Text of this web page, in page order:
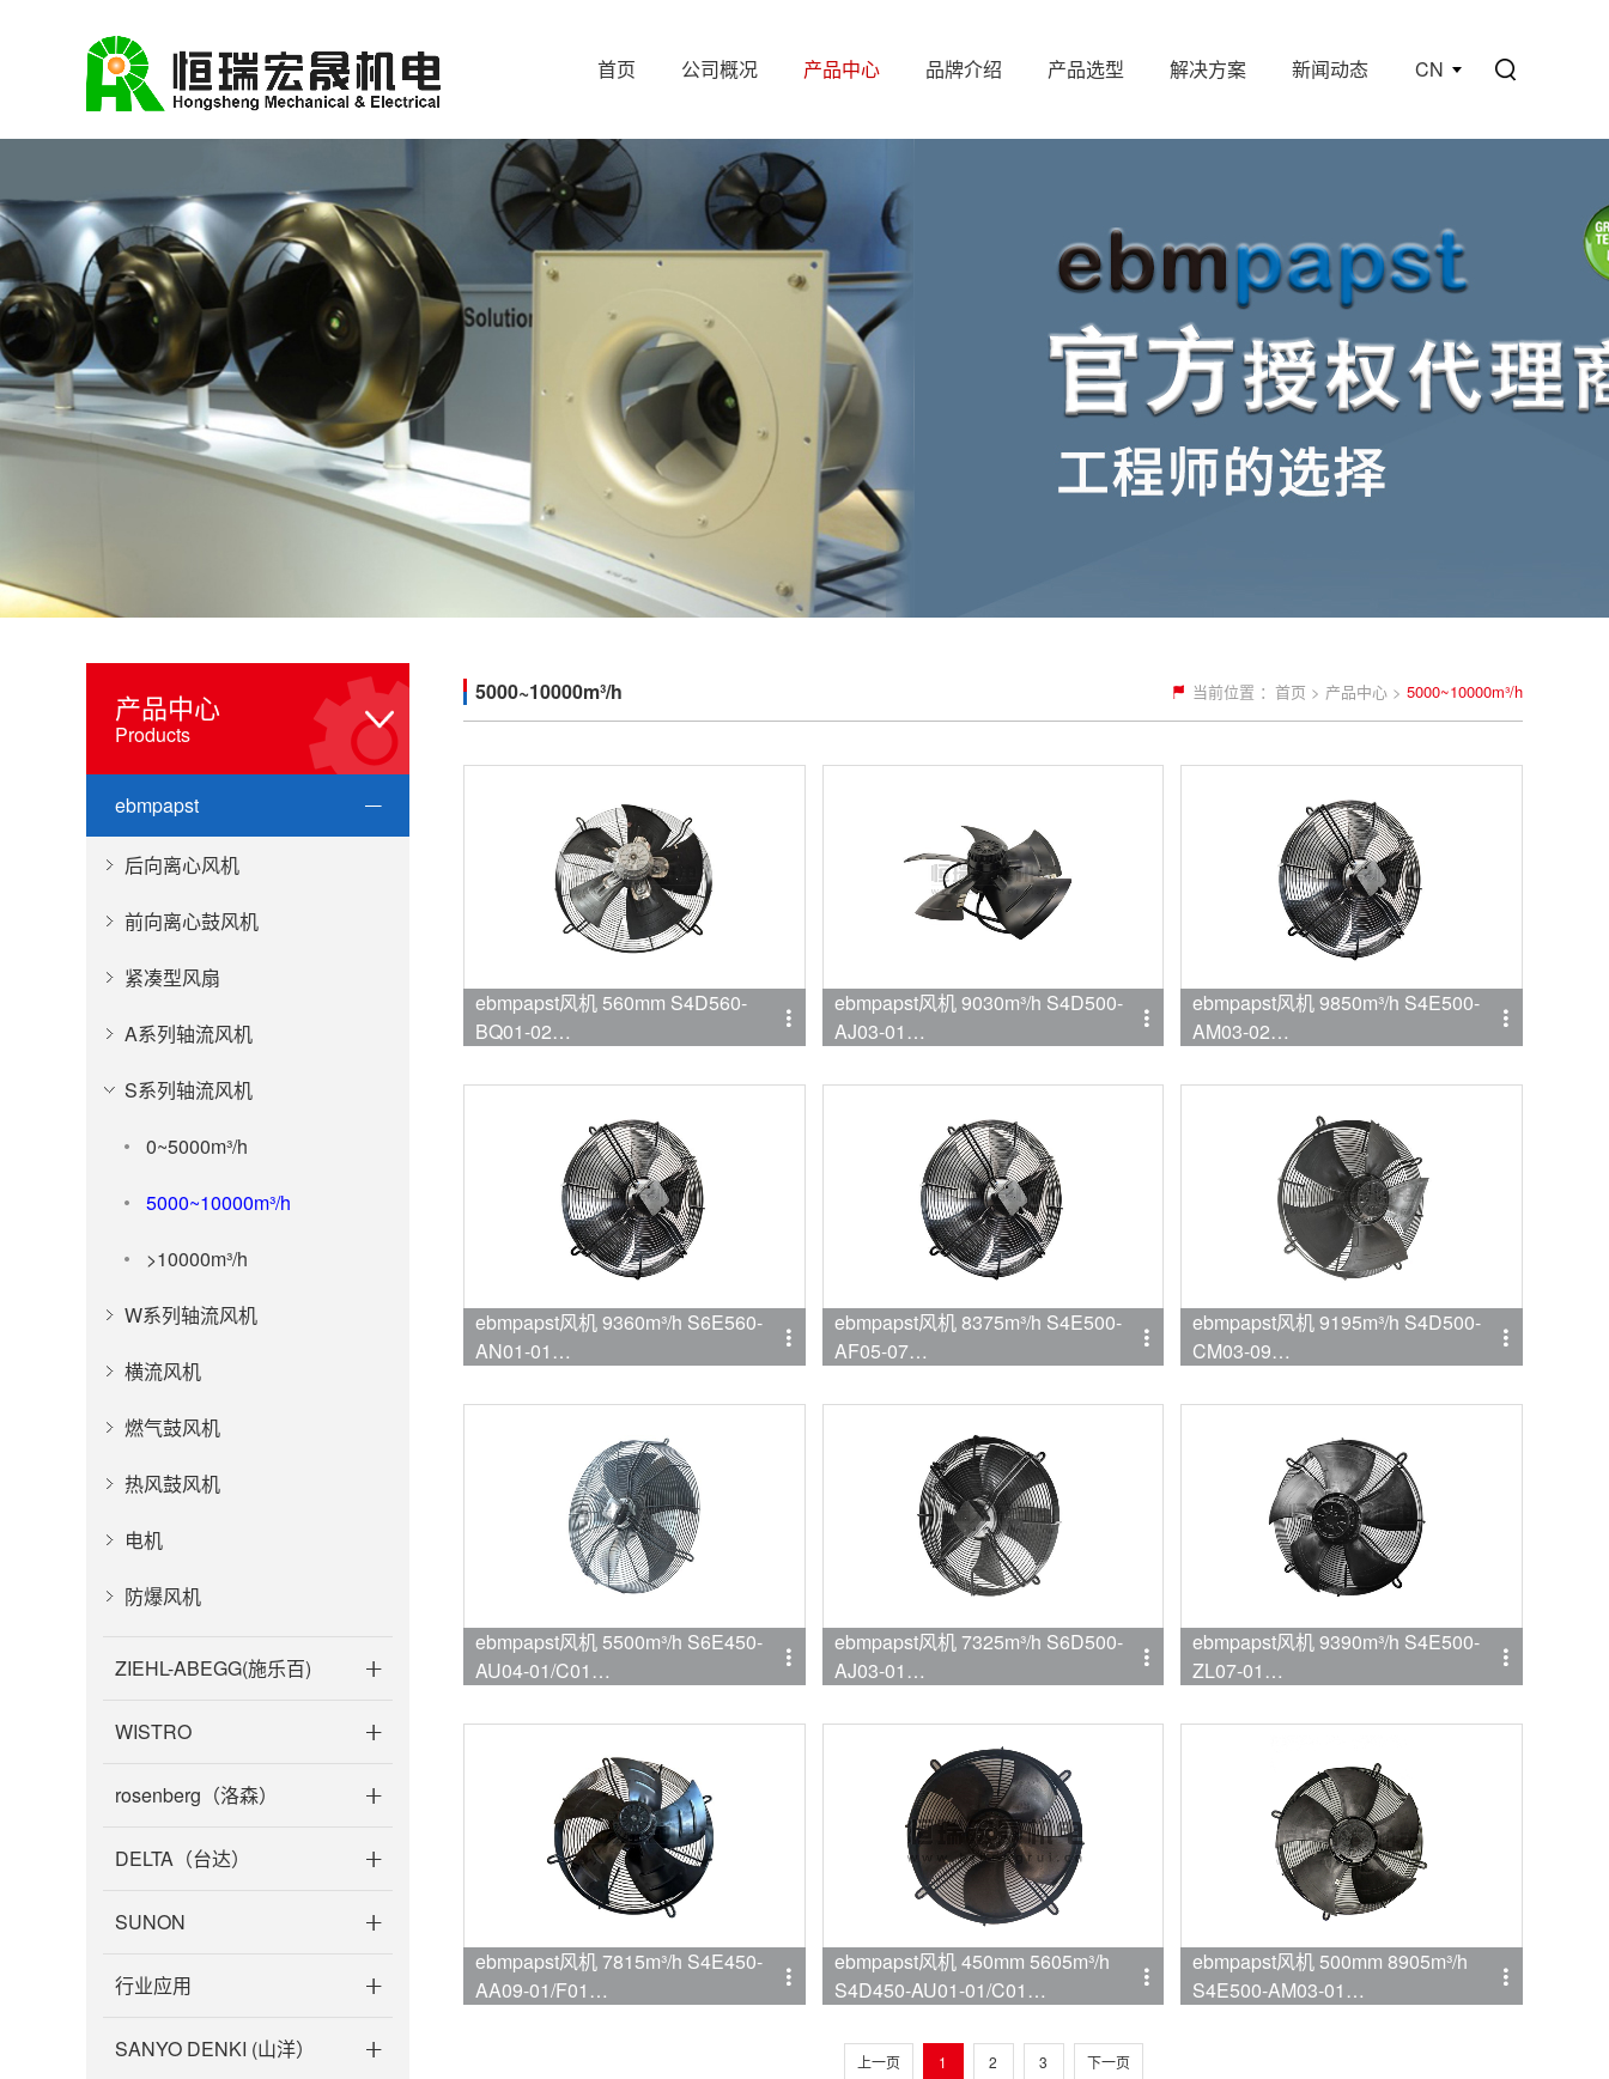
CN
首页 公司概况 产品中心 品牌介绍 产品选型 解决方案 新闻动态
产品中心
Products
ebmpapst
后向离心风机
前向离心鼓风机
紧凑型风扇
A系列轴流风机
S系列轴流风机
0~5000m³/h
5000~10000m³/h
>10000m³/h
W系列轴流风机
横流风机
燃气鼓风机
热风鼓风机
电机
防爆风机
ZIEHL-ABEGG(施乐百)
WISTRO
rosenberg（洛森）
DELTA（台达）
SUNON
行业应用
SANYO DENKI (山洋）
当前位置 ： 首页 > 产品中心 > 5000~10000m³/h
5000~10000m³/h
ebmpapst风机 560mm S4D560-
BQ01-02
ebmpapst风机 9030m³/h S4D500-
AJ03-01
ebmpapst风机 9850m³/h S4E500-
AM03-02
ebmpapst风机 9360m³/h S6E560-
AN01-01
ebmpapst风机 8375m³/h S4E500-
AF05-07
ebmpapst风机 9195m³/h S4D500-
CM03-09
ebmpapst风机 5500m³/h S6E450-
AU04-01/C01
ebmpapst风机 7325m³/h S6D500-
AJ03-01
ebmpapst风机 9390m³/h S4E500-
ZL07-01
ebmpapst风机 7815m³/h S4E450-
AA09-01/F01
ebmpapst风机 450mm 5605m³/h
S4D450-AU01-01/C01
ebmpapst风机 500mm 8905m³/h
S4E500-AM03-01
上一页 1 2 3 下一页